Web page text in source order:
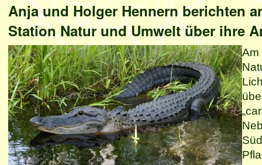
Anja und Holger Hennern berichten
Station Natur und Umwelt über ihre
Am